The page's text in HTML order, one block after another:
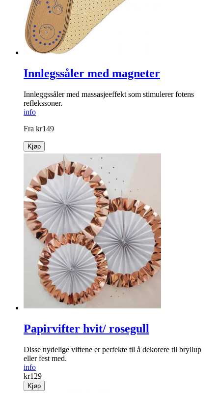
Innlegssåler med magneter
Innleggssåler med massasjeeffekt som stimulerer fotens
reflekssoner.
info
Fra kr149
Kjøp
Papirvifter hvit/ rosegull
Disse nydelige viftene er perfekte til å dekorere til bryllup
eller fest med.
info
kr129
Kjøp